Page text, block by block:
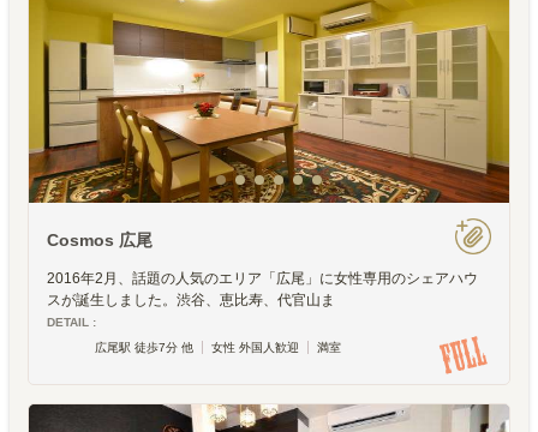
Cosmos 広尾
2016年2月、話題の人気のエリア「広尾」に女性専用のシェアハウ
スが誕生しました。渋谷、恵比寿、代官山ま
DETAIL :
広尾駅 徒歩7分 他
女性 外国人歓迎 満室